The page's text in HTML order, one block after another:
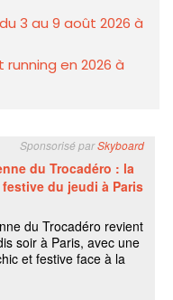
3 au 9 août 2026 à
en 2026 à